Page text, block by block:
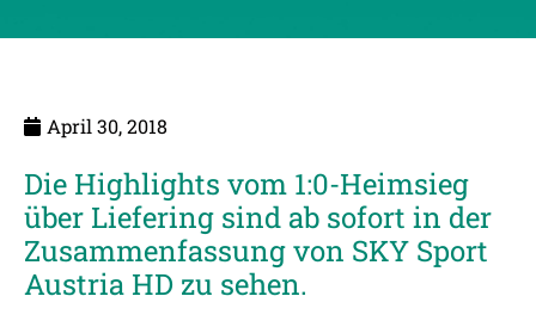
April 30, 2018
Die Highlights vom 1:0-Heimsieg
über Liefering sind ab sofort in der
Zusammenfassung von SKY Sport
Austria HD zu sehen.